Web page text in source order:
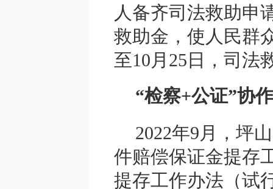
人备齐司法救助申
救助金，使人民群
至10月25日，司法
“检察+公证”协
2022年9月，坪
件赔偿保证金提存
提存工作办法（试